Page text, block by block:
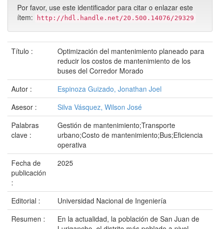
Por favor, use este identificador para citar o enlazar este
ítem:
http://hdl.handle.net/20.500.14076/29329
Título :
Optimización del mantenimiento planeado para
reducir los costos de mantenimiento de los
buses del Corredor Morado
Autor :
Espinoza Guizado, Jonathan Joel
Asesor :
Silva Vásquez, Wilson José
Palabras
clave :
Gestión de mantenimiento;Transporte
urbano;Costo de mantenimiento;Bus;Eficiencia
operativa
Fecha de
publicación
:
2025
Editorial :
Universidad Nacional de Ingeniería
Resumen :
En la actualidad, la población de San Juan de